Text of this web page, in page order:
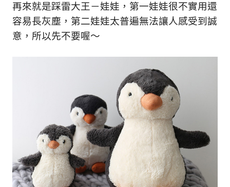
再來就是踩雷大王－娃娃，第一娃娃很不實用還
容易長灰塵，第二娃娃太普遍無法讓人感受到誠
意，所以先不要喔～